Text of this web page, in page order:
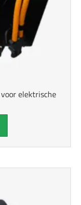
elektrische